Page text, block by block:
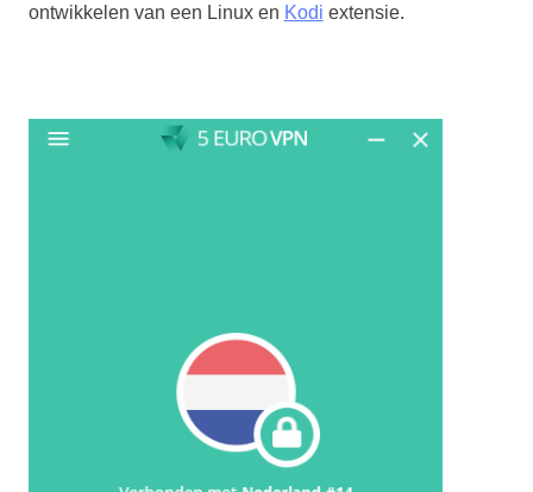
ontwikkelen van een Linux en Kodi extensie.